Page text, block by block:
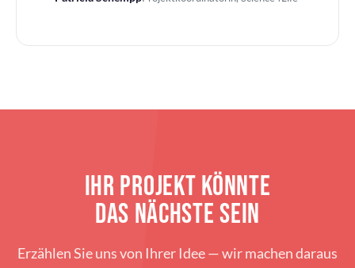
IHR PROJEKT KÖNNTE
DAS NÄCHSTE SEIN
Erzählen Sie uns von Ihrer Idee — wir machen daraus